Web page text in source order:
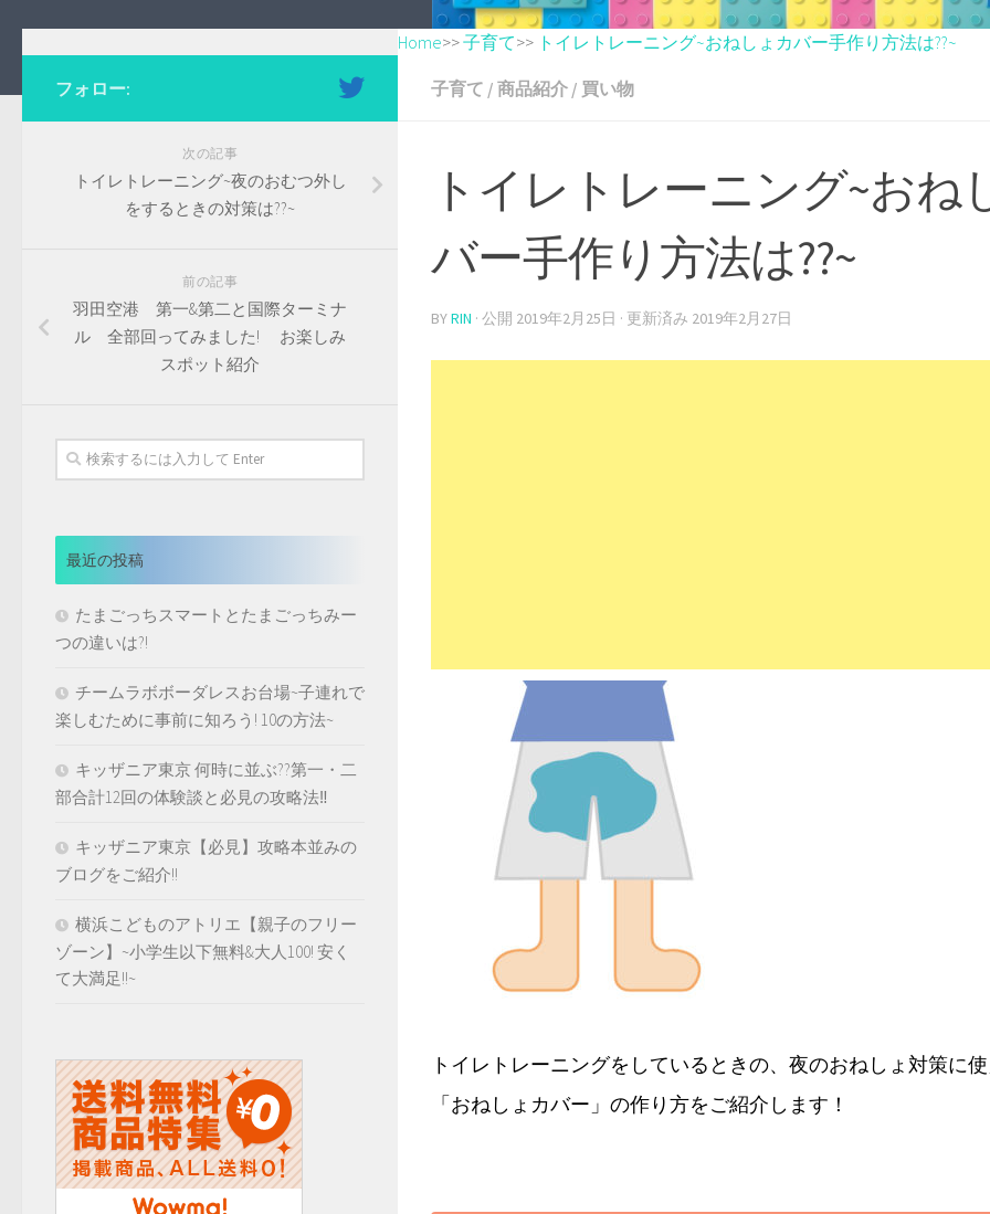
Home>>子育て>> トイレトレーニング~おねしょカバー手作り方法は??~
子育て / 商品紹介 / 買い物
トイレトレーニング~おね
バー手作り方法は??~
BYRIN · 公開 2019年2月25日 · 更新済み 2019年2月27日
トイレトレーニングをしているときの、夜のおねしょ対策に
「おねしょカバー」の作り方をご紹介します！
フォロー:
次の記事
トイレトレーニング~夜のおむつ外し
をするときの対策は??~
前の記事
羽田空港 第一&第二と国際ターミナ
ル 全部回ってみました! お楽しみ
スポット紹介
最近の投稿
たまごっちスマートとたまごっちみー
つの違いは?!
チームラボボーダレスお台場~子連れで
楽しむために事前に知ろう! 10の方法~
キッザニア東京 何時に並ぶ??第一・二
部合計12回の体験談と必見の攻略法‼️
キッザニア東京【必見】攻略本並みの
ブログをご紹介!!
横浜こどものアトリエ【親子のフリー
ゾーン】~小学生以下無料&大人100! 安く
て大満足!!~